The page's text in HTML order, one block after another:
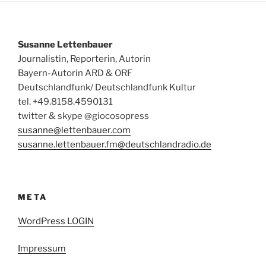
Susanne Lettenbauer
Journalistin, Reporterin, Autorin
Bayern-Autorin ARD & ORF
Deutschlandfunk/ Deutschlandfunk Kultur
tel. +49.8158.4590131
twitter & skype @giocosopress
susanne@lettenbauer.com
susanne.lettenbauer.fm@deutschlandradio.de
META
WordPress LOGIN
Impressum